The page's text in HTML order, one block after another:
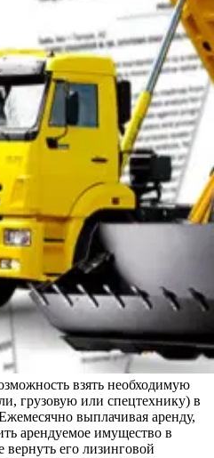
взять необходимую
грузовую или спецтехнику) в
выплачивая аренду,
арендуемое имущество в
вернуть его лизинговой